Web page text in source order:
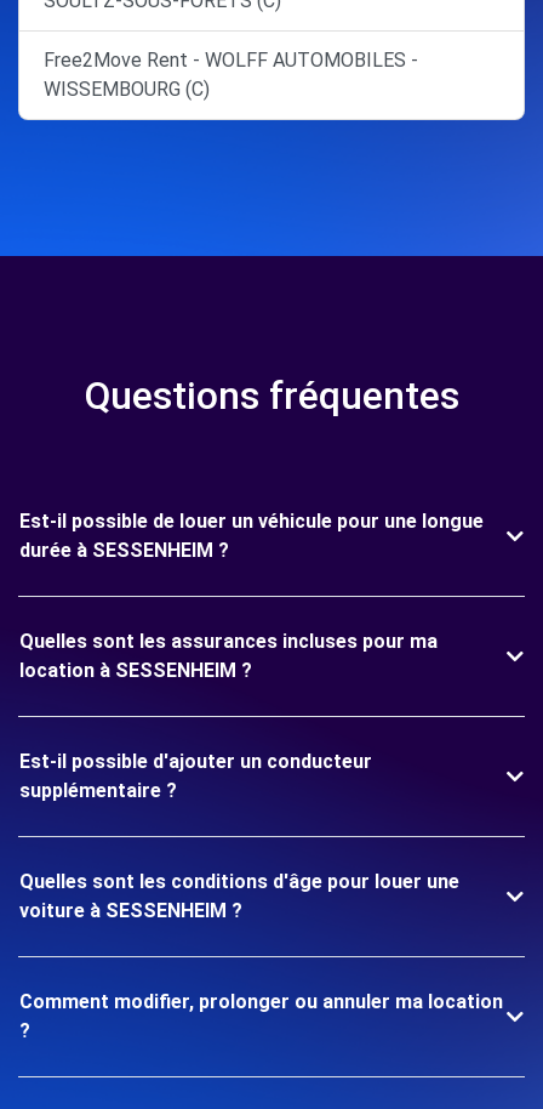
Free2Move Rent - WOLFF AUTOMOBILES -
WISSEMBOURG (C)
Questions fréquentes
Est-il possible de louer un véhicule pour une longue
durée à SESSENHEIM ?
Quelles sont les assurances incluses pour ma
location à SESSENHEIM ?
Est-il possible d'ajouter un conducteur
supplémentaire ?
Quelles sont les conditions d'âge pour louer une
voiture à SESSENHEIM ?
Comment modifier, prolonger ou annuler ma location
?